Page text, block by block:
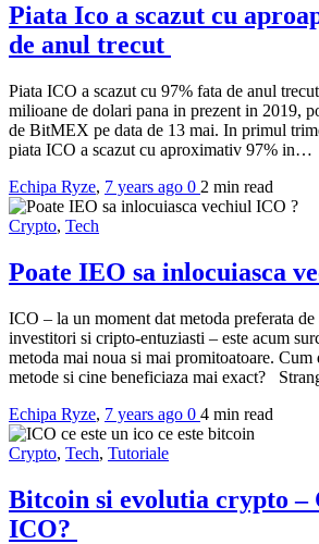
Piata Ico a scazut cu
de anul trecut
Piata ICO a scazut cu 97% fata de anul
milioane de dolari pana in prezent in 2019,
de BitMEX pe data de 13 mai. In primul
piata ICO a scazut cu aproximativ 97% in…
Echipa Ryze, 7 years ago 0 2 min read
Crypto, Tech
Poate IEO sa inlocuiasca
ICO – la un moment dat metoda preferata de
investitori si cripto-entuziasti – este acum
metoda mai noua si mai promitoatoare. Cum
metode si cine beneficiaza mai exact?
Echipa Ryze, 7 years ago 0 4 min read
Crypto, Tech, Tutoriale
Bitcoin si evolutia crypto –
ICO?